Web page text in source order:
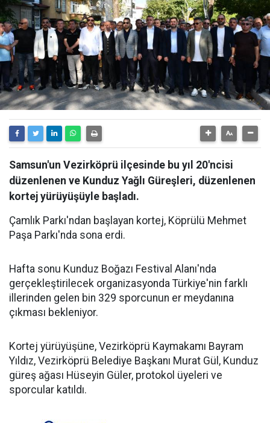
Samsun'un Vezirköprü ilçesinde bu yıl 20'ncisi
düzenlenen ve Kunduz Yağlı Güreşleri, düzenlenen
kortej yürüyüşüyle başladı.
Çamlık Parkı'ndan başlayan kortej, Köprülü Mehmet
Paşa Parkı'nda sona erdi.
Hafta sonu Kunduz Boğazı Festival Alanı'nda
gerçekleştirilecek organizasyonda Türkiye'nin farklı
illerinden gelen bin 329 sporcunun er meydanına
çıkması bekleniyor.
Kortej yürüyüşüne, Vezirköprü Kaymakamı Bayram
Yıldız, Vezirköprü Belediye Başkanı Murat Gül, Kunduz
güreş ağası Hüseyin Güler, protokol üyeleri ve
sporcular katıldı.